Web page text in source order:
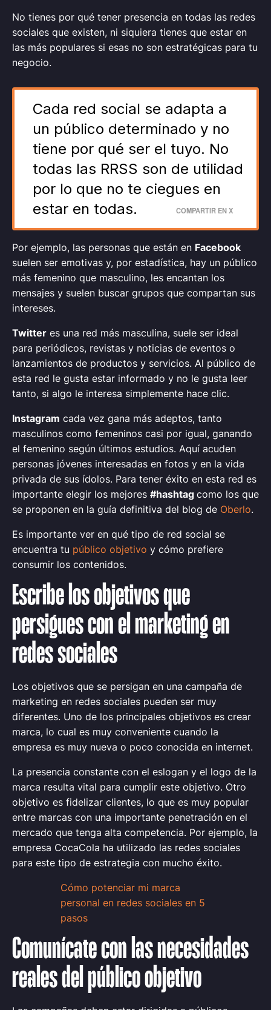
No tienes por qué tener presencia en todas las redes
sociales que existen, ni siquiera tienes que estar en
las más populares si esas no son estratégicas para tu
negocio.
Cada red social se adapta a
un público determinado y no
tiene por qué ser el tuyo. No
todas las RRSS son de utilidad
por lo que no te ciegues en
estar en todas.
COMPARTIR EN X
Por ejemplo, las personas que están en Facebook
suelen ser emotivas y, por estadística, hay un público
más femenino que masculino, les encantan los
mensajes y suelen buscar grupos que compartan sus
intereses.
Twitter es una red más masculina, suele ser ideal
para periódicos, revistas y noticias de eventos o
lanzamientos de productos y servicios. Al público de
esta red le gusta estar informado y no le gusta leer
tanto, si algo le interesa simplemente hace clic.
Instagram cada vez gana más adeptos, tanto
masculinos como femeninos casi por igual, ganando
el femenino según últimos estudios. Aquí acuden
personas jóvenes interesadas en fotos y en la vida
privada de sus ídolos. Para tener éxito en esta red es
importante elegir los mejores #hashtag como los que
se proponen en la guía definitiva del blog de Oberlo.
Es importante ver en qué tipo de red social se
encuentra tu público objetivo y cómo prefiere
consumir los contenidos.
Escribe los objetivos que
persigues con el marketing en
redes sociales
Los objetivos que se persigan en una campaña de
marketing en redes sociales pueden ser muy
diferentes. Uno de los principales objetivos es crear
marca, lo cual es muy conveniente cuando la
empresa es muy nueva o poco conocida en internet.
La presencia constante con el eslogan y el logo de la
marca resulta vital para cumplir este objetivo. Otro
objetivo es fidelizar clientes, lo que es muy popular
entre marcas con una importante penetración en el
mercado que tenga alta competencia. Por ejemplo, la
empresa CocaCola ha utilizado las redes sociales
para este tipo de estrategia con mucho éxito.
Cómo potenciar mi marca
personal en redes sociales en 5
pasos
Comunícate con las necesidades
reales del público objetivo